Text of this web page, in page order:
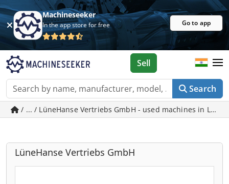
Machineseeker
In the app store for free Go to app
Search
Sell
/ ... / LüneHanse Vertriebs GmbH - used machines in
LüneHanse Vertriebs GmbH